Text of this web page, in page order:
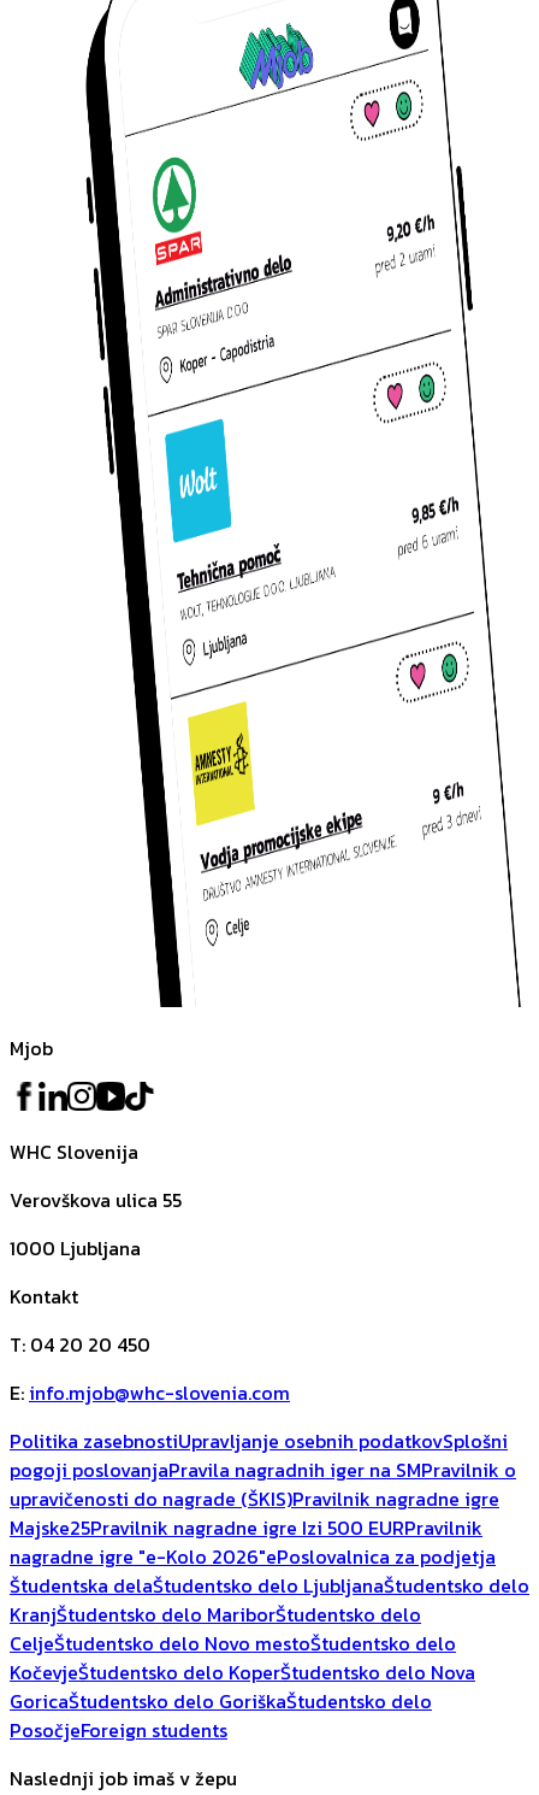
Mjob
WHC Slovenija
Verovškova ulica 55
1000 Ljubljana
Kontakt
T: 04 20 20 450
E: info.mjob@whc-slovenia.com
Politika zasebnostiUpravljanje osebnih podatkovSplošni
pogoji poslovanjaPravila nagradnih iger na SMPravilnik o
upravičenosti do nagrade (ŠKIS)Pravilnik nagradne igre
Majske25Pravilnik nagradne igre Izi 500 EURPravilnik
nagradne igre "e-Kolo 2026"ePoslovalnica za podjetja
Študentska delaŠtudentsko delo LjubljanaŠtudentsko delo
KranjŠtudentsko delo MariborŠtudentsko delo
CeljeŠtudentsko delo Novo mestoŠtudentsko delo
KočevjeŠtudentsko delo KoperŠtudentsko delo Nova
GoricaŠtudentsko delo GoriškaŠtudentsko delo
PosočjeForeign students
Naslednji job imaš v žepu